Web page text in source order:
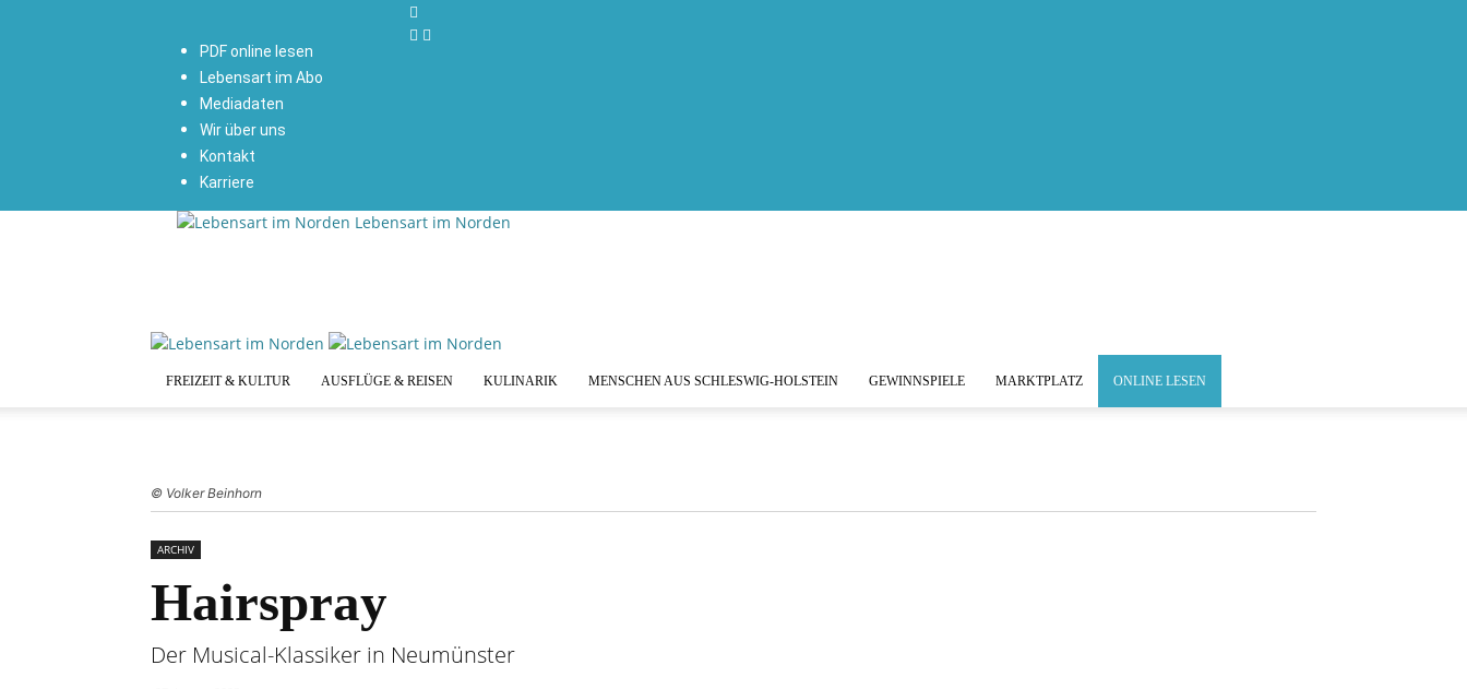
PDF online lesen
Lebensart im Abo
Mediadaten
Wir über uns
Kontakt
Karriere
Lebensart im Norden
FREIZEIT & KULTUR AUSFLÜGE & REISEN KULINARIK MENSCHEN AUS SCHLESWIG-HOLSTEIN GEWINNSPIELE MARKTPLATZ ONLINE LESEN
© Volker Beinhorn
ARCHIV
Hairspray
Der Musical-Klassiker in Neumünster